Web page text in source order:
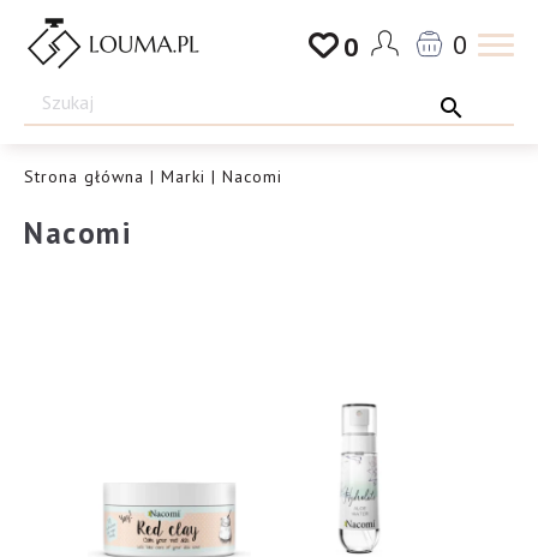
Przejdź
Drogeria
Louma.pl
0 0
Strona główna | Marki | Nacomi
Nacomi